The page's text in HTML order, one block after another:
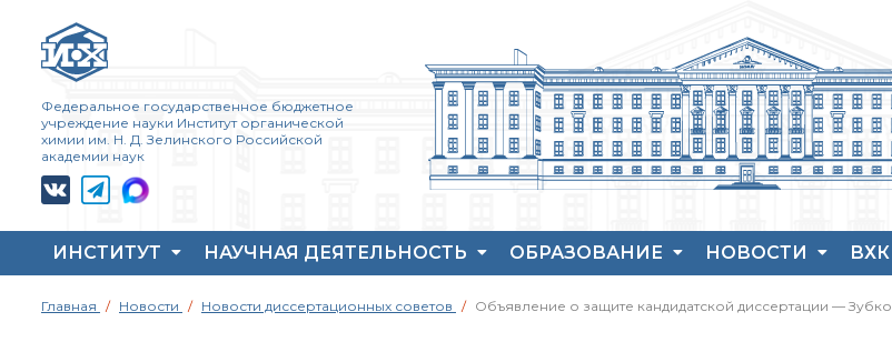
Федеральное государственное бюджетное
учреждение науки Институт органической
химии им. Н. Д. Зелинского Российской
академии наук
ИНСТИТУТ
моменты научной
ИОХ РАН
НАУЧНАЯ ДЕЯТЕЛЬНОСТЬ
направления
ОБРАЗОВАНИЕ НОВОСТИ
Главная Новости Новости диссертационных советов Объявление о защите кандидатской диссертации —